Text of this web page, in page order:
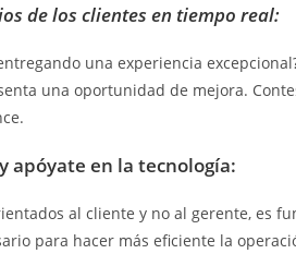
de los clientes en tiempo real:
una experiencia
una oportunidad de mejora.
apóyate en la tecnología:
al cliente y no al gerente, es
para hacer más eficiente la